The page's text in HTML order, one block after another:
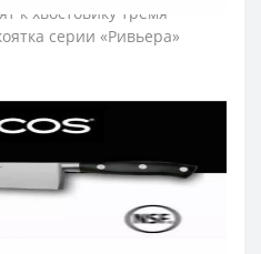
к хвостовику тремя
серии «Ривьера»
пищи и воды благодаря
Долгое время сохраняет
Riviera
упаковке.